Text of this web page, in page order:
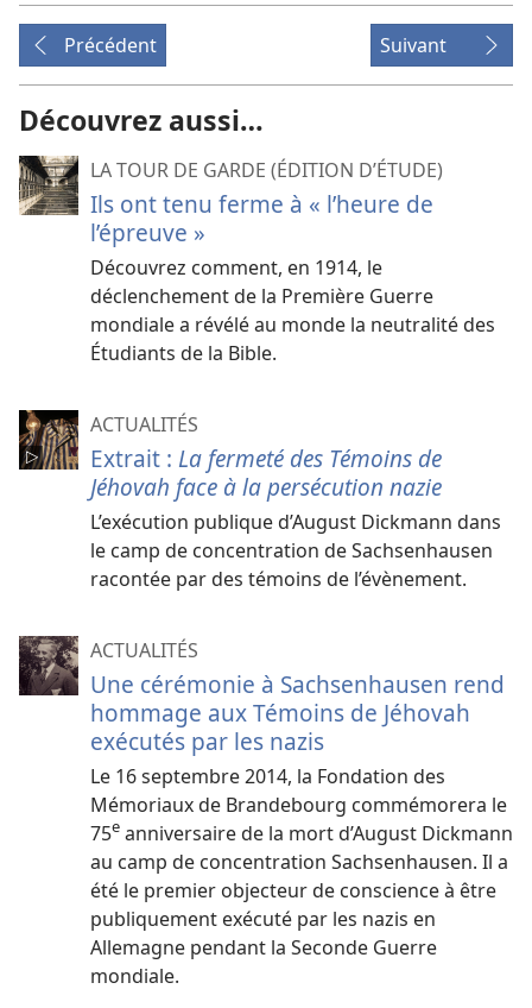
Précédent Suivant
Découvrez aussi…
LA TOUR DE GARDE (ÉDITION D’ÉTUDE)
Ils ont tenu ferme à « l’heure de
l’épreuve »
Découvrez comment, en 1914, le
déclenchement de la Première Guerre
mondiale a révélé au monde la neutralité des
Étudiants de la Bible.
ACTUALITÉS
Extrait : La fermeté des Témoins de
Jéhovah face à la persécution nazie
L’exécution publique d’August Dickmann dans
le camp de concentration de Sachsenhausen
racontée par des témoins de l’évènement.
ACTUALITÉS
Une cérémonie à Sachsenhausen rend
hommage aux Témoins de Jéhovah
exécutés par les nazis
Le 16 septembre 2014, la Fondation des
Mémoriaux de Brandebourg commémorera le
75e anniversaire de la mort d’August Dickmann
au camp de concentration Sachsenhausen. Il a
été le premier objecteur de conscience à être
publiquement exécuté par les nazis en
Allemagne pendant la Seconde Guerre
mondiale.